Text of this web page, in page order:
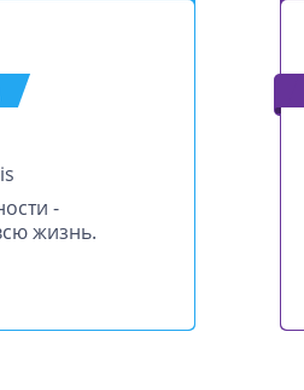
-
жизнь.